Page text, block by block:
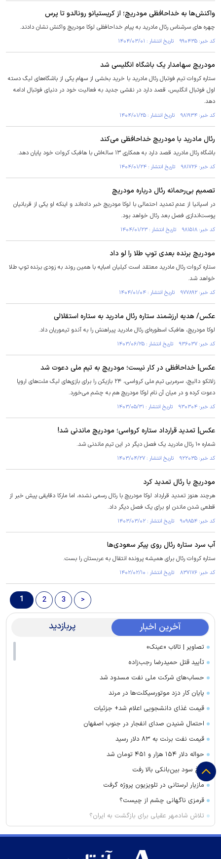
واکنش‌ها به خداحافظی مودریچ؛ از کریستیانو رونالدو تا پرس
چهره های سرشناس رئال مادرید به پیام خداحافظی لوکا مودریچ واکنش نشان دادند.
کد خبر: ۹۹۰۴۳۵ تاریخ انتشار : ۱۴۰۴/۰۳/۰۱
مودریچ سهامدار یک باشگاه انگلیسی شد
ستاره کروات تیم فوتبال رئال مادرید با خرید بخشی از سهام یکی از باشگاه‌های لیگ دسته
اول فوتبال انگلیس، قصد دارد در نقشی جدید به فعالیت خود در دنیای فوتبال ادامه
دهد.
کد خبر: ۹۸۱۹۳۴ تاریخ انتشار : ۱۴۰۴/۰۱/۲۵
رئال مادرید با مودریچ خداحافظی می‌کند
باشگاه رئال مادرید قصد دارد به همکاری ۱۳ ساله‌اش با هافبک کروات خود پایان دهد.
کد خبر: ۹۸۱۷۲۶ تاریخ انتشار : ۱۴۰۴/۰۱/۲۴
تصمیم بی‌رحمانه رئال درباره مودریچ
در اسپانیا از عدم تمدید احتمالی با لوکا مودریچ خبر داده‌اند و اینکه او یکی از قربانیان
پوست‌اندازی فصل بعد رئال خواهد بود.
کد خبر: ۹۸۱۵۱۸ تاریخ انتشار : ۱۴۰۴/۰۱/۲۳
مودریچ برنده بعدی توپ طلا را لو داد
ستاره کروات رئال مادرید معتقد است کیلیان امباپه با همین روند به زودی برنده توپ طلا
خواهد شد.
کد خبر: ۹۷۷۸۹۲ تاریخ انتشار : ۱۴۰۴/۰۱/۰۴
عکس/ هدیه ارزشمند ستاره رئال مادرید به ستاره استقلالی
لوکا مودریچ، هافبک اسطوره‌ای رئال مادرید پیراهنش را به آندو تیموریان داد.
کد خبر: ۹۳۶۰۳۷ تاریخ انتشار : ۱۴۰۳/۰۶/۲۵
عکس| خداحافظی در کار نیست؛ مودریچ به تیم ملی دعوت شد
زلاتکو دالیچ، سرمربی تیم ملی کرواسی، ۲۴ بازیکن را برای بازی‌های لیگ ملت‌های اروپا
دعوت کرده و در میان آن نام لوکا مودریچ هم به چشم می‌خورد.
کد خبر: ۹۳۰۳۰۴ تاریخ انتشار : ۱۴۰۳/۰۵/۳۱
عکس| تمدید قرارداد ستاره کرواسی؛ مودریچ ماندنی شد!
شماره ۱۰ رئال مادرید یک فصل دیگر در این تیم ماندنی شد.
کد خبر: ۹۲۲۰۳۵ تاریخ انتشار : ۱۴۰۳/۰۴/۲۷
مودریچ با رئال تمدید کرد
هرچند هنوز تمدید قرارداد لوکا مودریچ با رئال رسمی نشده، اما مارکا دقایقی پیش خبر از
قطعی شدن ماندن او برای یک فصل دیگر داد.
کد خبر: ۹۰۹۸۵۴ تاریخ انتشار : ۱۴۰۳/۰۳/۰۲
آب سرد ستاره رئال روی پیکر سعودی‌ها
ستاره کروات رئال برای همیشه پرونده انتقال به عربستان را بست.
کد خبر: ۸۳۷۱۷۶ تاریخ انتشار : ۱۴۰۲/۰۲/۱۰
1 2 3 >
آخرین اخبار پربازدید
تصاویر | تالاب «عینک»
تأیید قتل حمیدرضا رجب‌زاده
حساب‌های شرکت ملی نفت مسدود شد
پایان کار دزد موتورسیکلت‌ها در مرند
قیمت غذای دانشجویی اعلام شد+ جزئیات
احتمال شنیدن صدای انفجار در جنوب اصفهان
قیمت نفت برنت به ۸۳ دلار رسید
حواله دلار ۱۵۴ هزار و ۴۵۱ تومان شد
نرخ سود بین‌بانکی بالا رفت
مازیار لرستانی در تلویزیون پروژه گرفت
قرمزی ناگهانی چشم از چیست؟
تلاش شادمهر عقیلی برای بازگشت به ایران؟